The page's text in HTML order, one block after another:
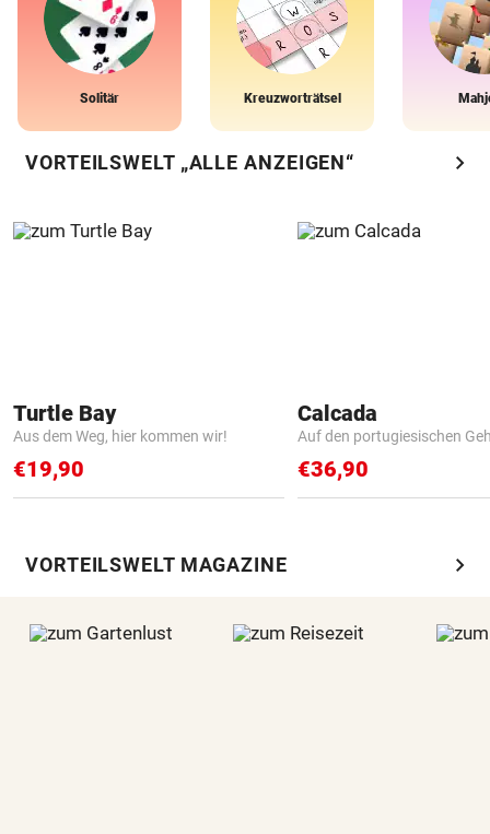
Solitär Kreuzworträtsel
VORTEILSWELT „ALLE ANZEIGEN“ chevron_right
Turtle Bay
Aus dem Weg, hier kommen wir!
€19,90
Calcada
Auf den portugiesischen
€36,90
VORTEILSWELT MAGAZINE chevron_right